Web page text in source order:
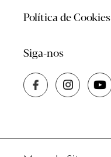
Política de Cookies
Siga-nos